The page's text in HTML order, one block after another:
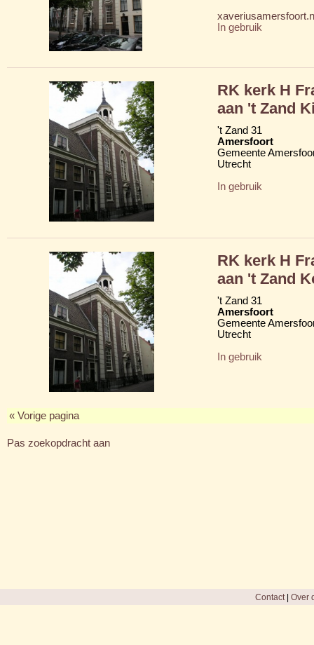
In gebruik
RK kerk H
aan 't Zand
't Zand 31
Amersfoort
Gemeente
Utrecht
In gebruik
RK kerk H
aan 't Zand
't Zand 31
Amersfoort
Gemeente
Utrecht
In gebruik
« Vorige pagina
Pas zoekopdracht aan
Contact| Over